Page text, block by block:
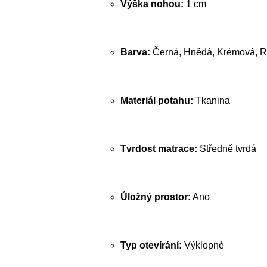
Výška nohou: 1 cm
Barva: Černá, Hnědá, Krémová,
Materiál potahu: Tkanina
Tvrdost matrace: Středně tvrdá
Úložný prostor: Ano
Typ otevírání: Výklopné